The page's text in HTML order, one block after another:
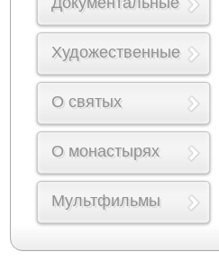
Художественные
О святых
О монастырях
Мультфильмы